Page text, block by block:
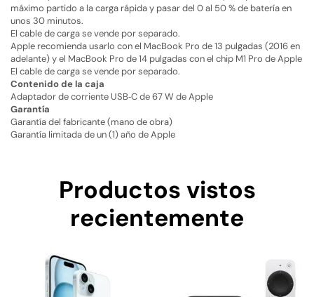
máximo partido a la carga rápida y pasar del 0 al 50 % de batería en
unos 30 minutos.
El cable de carga se vende por separado.
Apple recomienda usarlo con el MacBook Pro de 13 pulgadas (2016 en
adelante) y el MacBook Pro de 14 pulgadas con el chip M1 Pro de Apple
El cable de carga se vende por separado.
Contenido de la caja
Adaptador de corriente USB‑C de 67 W de Apple
Garantía
Garantía del fabricante (mano de obra)
Garantía limitada de un (1) año de Apple
Productos vistos
recientemente